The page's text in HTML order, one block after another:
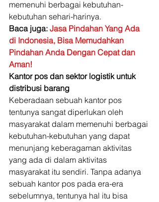
memenuhi berbagai kebutuhan-
kebutuhan sehari-harinya.
Baca juga: Jasa Pindahan Yang Ada
di Indonesia, Bisa Memudahkan
Pindahan Anda Dengan Cepat dan
Aman!
Kantor pos dan sektor logistik untuk
distribusi barang
Keberadaan sebuah kantor pos
tentunya sangat diperlukan oleh
masyarakat dalam memenuhi berbagai
kebutuhan-kebutuhan yang dapat
menunjang keberagaman aktivitas
yang ada di dalam aktivitas
masyarakat itu sendiri. Tanpa adanya
sebuah kantor pos pada era-era
sebelumnya, tentunya hal itu bisa